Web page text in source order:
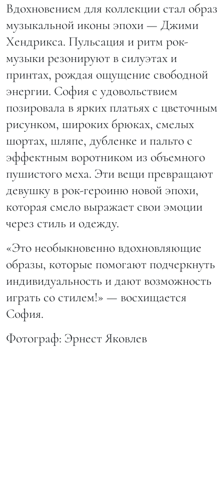
Вдохновением для коллекции стал образ
музыкальной иконы эпохи — Джими
Хендрикса. Пульсация и ритм рок-
музыки резонируют в силуэтах и
принтах, рождая ощущение свободной
энергии. София с удовольствием
позировала в ярких платьях с цветочным
рисунком, широких брюках, смелых
шортах, шляпе, дубленке и пальто с
эффектным воротником из объемного
пушистого меха. Эти вещи превращают
девушку в рок-героиню новой эпохи,
которая смело выражает свои эмоции
через стиль и одежду.
«Это необыкновенно вдохновляющие
образы, которые помогают подчеркнуть
индивидуальность и дают возможность
играть со стилем!» — восхищается
София.
Фотограф: Эрнест Яковлев